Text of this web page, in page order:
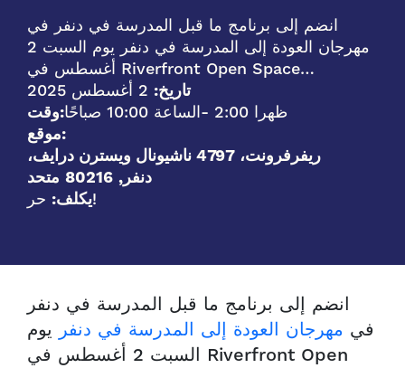
انضم إلى برنامج ما قبل المدرسة في دنفر في
مهرجان العودة إلى المدرسة في دنفر يوم السبت 2
أغسطس في Riverfront Open Space…
تاريخ:
وقت:
الساعة 10:00 صباحًا
- 2:00 ظهرا
موقع:
ريفرفرونت، 4797 ناشيونال ويسترن درايف،
دنفر,
80216 متحد
يكلف:حر!
انضم إلى برنامج ما قبل المدرسة في دنفر
في مهرجان العودة إلى المدرسة في دنفر يوم
السبت 2 أغسطس في Riverfront Open